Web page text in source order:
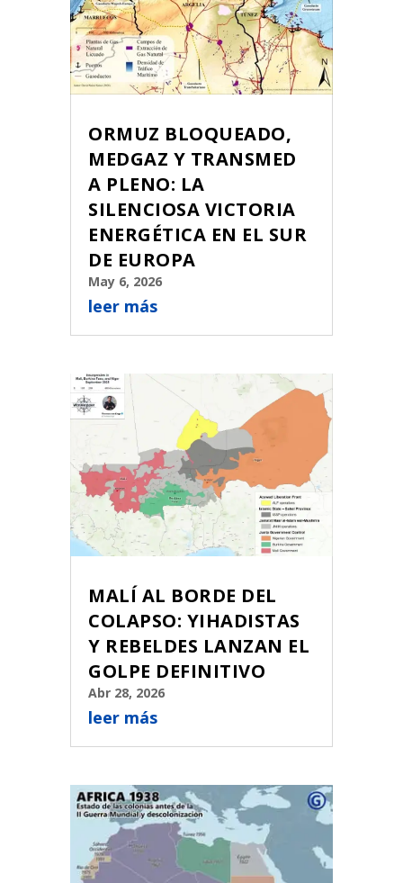
ORMUZ BLOQUEADO,
MEDGAZ Y TRANSMED
A PLENO: LA
SILENCIOSA VICTORIA
ENERGÉTICA EN EL SUR
DE EUROPA
May 6, 2026
leer más
MALÍ AL BORDE DEL
COLAPSO: YIHADISTAS
Y REBELDES LANZAN EL
GOLPE DEFINITIVO
Abr 28, 2026
leer más